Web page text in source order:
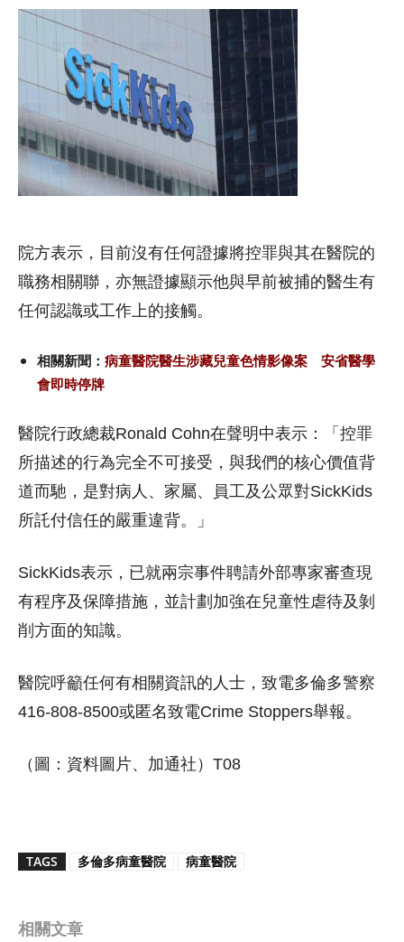
院方表示，目前沒有任何證據將控罪與其在醫院的
職務相關聯，亦無證據顯示他與早前被捕的醫生有
任何認識或工作上的接觸。
相關新聞： 病童醫院醫生涉藏兒童色情影像案 安省醫學
會即時停牌
醫院行政總裁Ronald Cohn在聲明中表示：「控罪
所描述的行為完全不可接受，與我們的核心價值背
道而馳，是對病人、家屬、員工及公眾對SickKids
所託付信任的嚴重違背。」
SickKids表示，已就兩宗事件聘請外部專家審查現
有程序及保障措施，並計劃加強在兒童性虐待及剝
削方面的知識。
醫院呼籲任何有相關資訊的人士，致電多倫多警察
416-808-8500或匿名致電Crime Stoppers舉報。
（圖：資料圖片、加通社）T08
TAGS 多倫多病童醫院 病童醫院
相關文章